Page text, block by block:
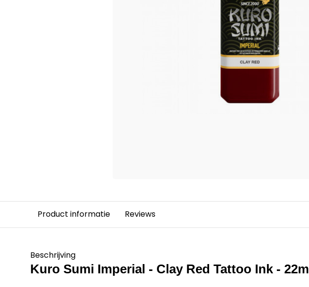
Product informatie Reviews
Beschrijving
Kuro Sumi Imperial - Clay Red Tattoo Ink - 22ml